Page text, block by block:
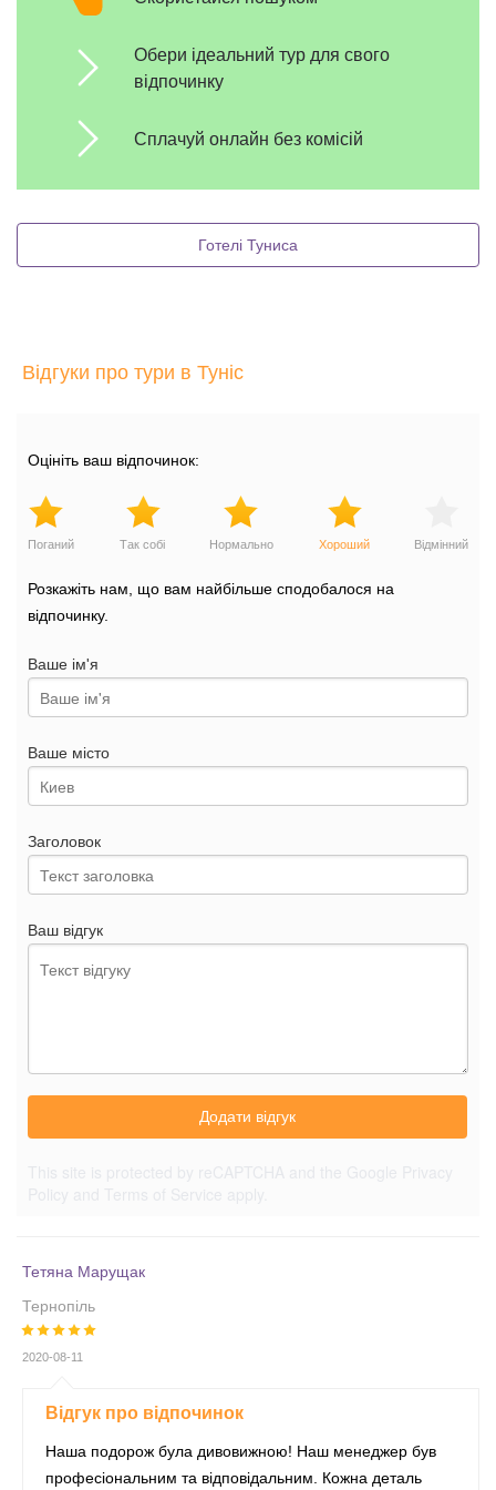
Обери ідеальний тур для свого
відпочинку
Сплачуй онлайн без комісій
Готелі Туниса
Відгуки про тури в Туніс
Оцініть ваш відпочинок:
Поганий Так собі Нормально Хороший Відмінний
Розкажіть нам, що вам найбільше сподобалося на
відпочинку.
Ваше ім'я
Ваше місто
Заголовок
Ваш відгук
Додати відгук
Тетяна Марущак
Тернопіль
2020-08-11
Відгук про відпочинок
Наша подорож була дивовижною! Наш менеджер був
професіональним та відповідальним. Кожна деталь